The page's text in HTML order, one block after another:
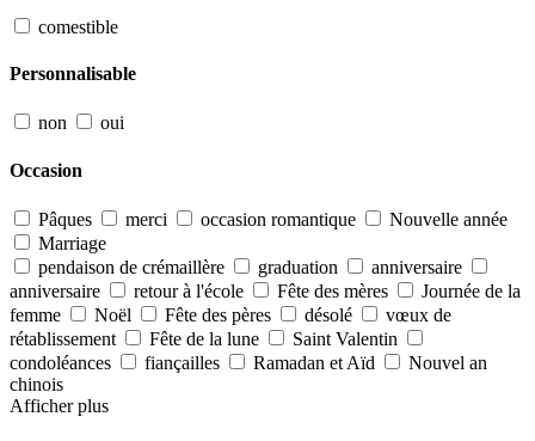
comestible
Personnalisable
non oui
Occasion
Pâques merci occasion romantique
Nouvelle année
Marriage
pendaison de crémaillère
graduation
anniversaire
anniversaire
retour à l'école Fête des mères
Journée de la
femme
Noël Fête des pères désolé
vœux de
rétablissement
Fête de la lune
Saint Valentin
condoléances
fiançailles Ramadan et Aïd
Nouvel an
chinois
Afficher plus